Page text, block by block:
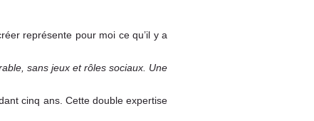
représente pour moi ce qu’il y a
sans jeux et rôles sociaux. Une
cinq ans. Cette double expertise